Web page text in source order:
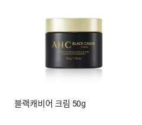
블랙캐비어 크림 50g